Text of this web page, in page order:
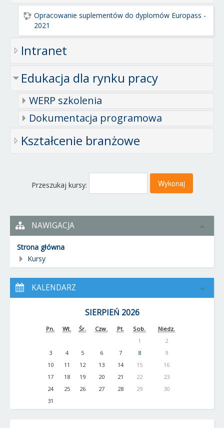
Opracowanie suplementów do dyplomów Europass -
2021
Intranet
Edukacja dla rynku pracy
WERP szkolenia
Dokumentacja programowa
Kształcenie branżowe
Przeszukaj kursy:
NAWIGACJA
Strona główna
Kursy
KALENDARZ
SIERPIEŃ 2026
Pn. Wt. Śr. Czw. Pt. Sob.
Niedz.
1
2
3
4 5 6 7 8
9
10
11 12 13 14 15
16
17
18 19 20 21 22
23
24
25 26 27 28 29
30
31